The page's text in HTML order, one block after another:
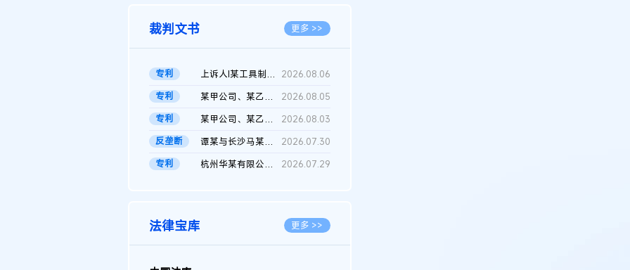
裁判文书 更多 >>
专利 上诉人I某工具制品有限公司与被上诉人程某及一审被告中华人民共和...
2026.08.06
专利
某甲公司、某乙公司、某丙公司申请诉前行为保全复议裁定书
2026.08.05
专利
某甲公司、某乙公司、官某与某丙公司专利申请权权属纠纷 二审判决...
2026.08.03
反垄断
谭某与长沙马某堆农产品股份有限公司滥用市场支配地位纠纷二审裁...
2026.07.30
专利
杭州华某有限公司与菲某有限公司侵害发明专利权纠纷 2026.07.29
法律宝库 更多 >>